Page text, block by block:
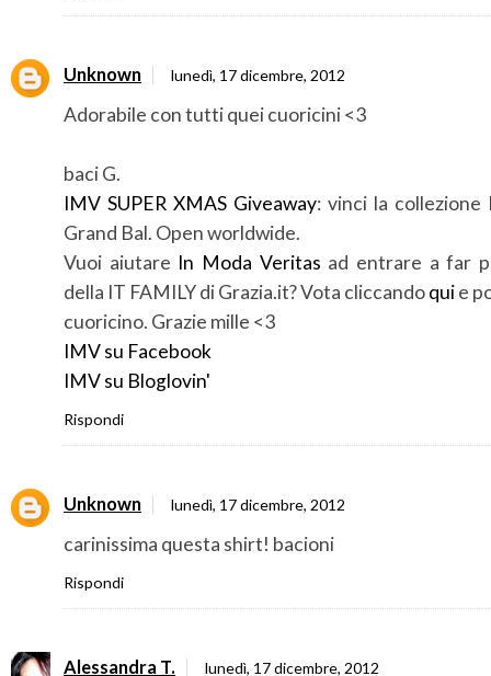
Unknown lunedì, 17 dicembre, 2012
Adorabile con tutti quei cuoricini <3
baci G.
IMV SUPER XMAS Giveaway: vinci la collezione
Grand Bal. Open worldwide.
Vuoi aiutare In Moda Veritas ad entrare a far
della IT FAMILY di Grazia.it? Vota cliccandoquie
cuoricino. Grazie mille <3
IMV su Facebook
IMV su Bloglovin'
Rispondi
Unknown lunedì, 17 dicembre, 2012
carinissima questa shirt! bacioni
Rispondi
Alessandra T. lunedì, 17 dicembre, 2012